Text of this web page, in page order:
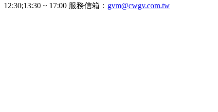
12:30;13:30 ~ 17:00 服務信箱： gvm@cwgv.com.tw